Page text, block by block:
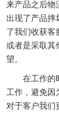
来产品之后物
出现了产品摔
了我们收获客
或者是采取其
望。
在工作的
工作，避免因
对于客户我们